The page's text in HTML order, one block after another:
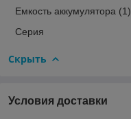
Емкость аккумулятора (1)
Серия
Скрыть
Условия доставки